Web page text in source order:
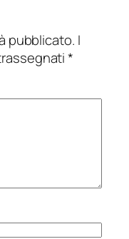
pubblicato. I
*